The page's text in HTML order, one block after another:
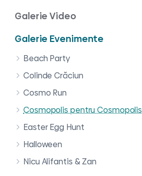
Galerie Video
Galerie Evenimente
Beach Party
Colinde Crăciun
Cosmo Run
Cosmopolis pentru Cosmopolis
Easter Egg Hunt
Halloween
Nicu Alifantis & Zan